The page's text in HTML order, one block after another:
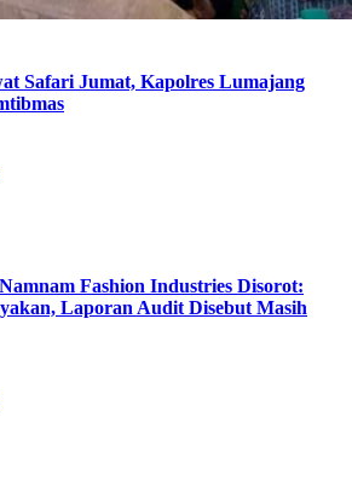
Safari Jumat, Kapolres Lumajang
Fashion Industries Disorot:
Laporan Audit Disebut Masih